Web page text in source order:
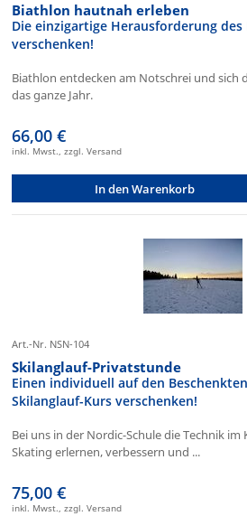
Biathlon hautnah erleben
Die einzigartige Herausforderung
verschenken!
Biathlon entdecken am Notschrei und sich
das ganze Jahr.
66,00 €
inkl. Mwst., zzgl. Versand
In den Warenkorb
Art.-Nr. NSN-104
Skilanglauf-Privatstunde
Einen individuell auf den
Skilanglauf-Kurs verschenken!
Bei uns in der Nordic-Schule die Technik im
Skating erlernen, verbessern und ...
75,00 €
inkl. Mwst., zzgl. Versand